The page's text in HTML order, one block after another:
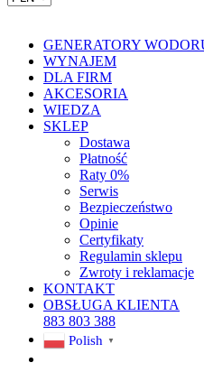
GENERATORY
WYNAJEM
DLA FIRM
AKCESORIA
WIEDZA
SKLEP
Dostawa
Płatność
Raty 0%
Serwis
Bezpieczeństwo
Opinie
Certyfikaty
Regulamin sklepu
Zwroty i reklamacje
KONTAKT
OBSŁUGA KLIENTA
883 803 388
Polish ▼